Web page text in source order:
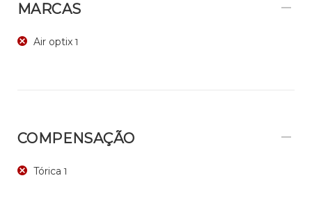
MARCAS
Air optix 1
COMPENSAÇÃO
Tórica 1